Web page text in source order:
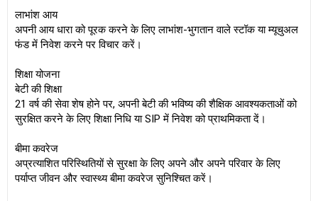
लाभांश आय
अपनी आय धारा को पूरक करने के लिए लाभांश-भुगतान वाले स्टॉक या म्यूचुअल
फंड में निवेश करने पर विचार करें।
शिक्षा योजना
बेटी की शिक्षा
21 वर्ष की सेवा शेष होने पर, अपनी बेटी की भविष्य की शैक्षिक आवश्यकताओं को
सुरक्षित करने के लिए शिक्षा निधि या SIP में निवेश को प्राथमिकता दें।
बीमा कवरेज
अप्रत्याशित परिस्थितियों से सुरक्षा के लिए अपने और अपने परिवार के लिए
पर्याप्त जीवन और स्वास्थ्य बीमा कवरेज सुनिश्चित करें।